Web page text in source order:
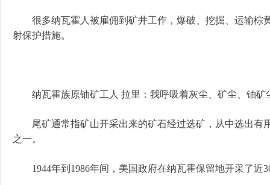
很多纳瓦霍人被雇佣到矿井工作，爆破、挖掘、运输棕
射保护措施。
纳瓦霍族原铀矿工人 拉里：我呼吸着灰尘、矿尘、铀矿
尾矿通常指矿山开采出来的矿石经过选矿，从中选出有
之一。
1944年到1986年间，美国政府在纳瓦霍保留地开采了近